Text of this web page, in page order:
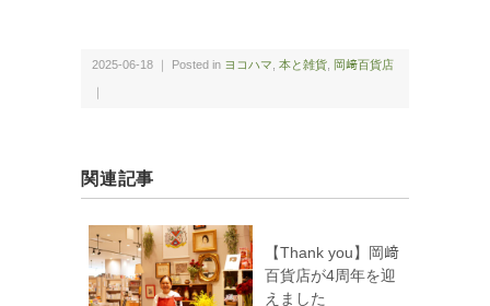
2025-06-18 ｜ Posted in ヨコハマ 本と雑貨 岡﨑百貨店
｜
関連記事
【Thank you】岡﨑
百貨店が4周年を迎
えました